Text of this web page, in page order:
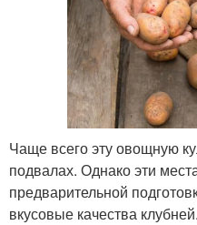
Чаще всего эту овощную
подвалах. Однако эти
предварительной
вкусовые качества клубней.